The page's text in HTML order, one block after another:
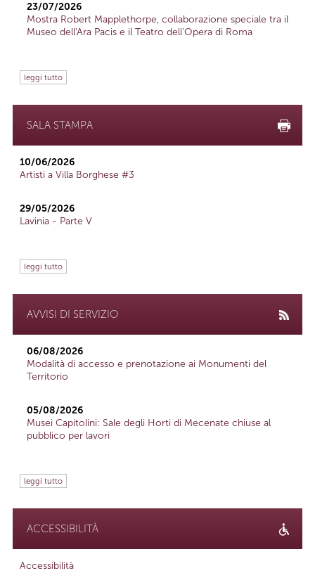
23/07/2026
Mostra Robert Mapplethorpe, collaborazione speciale tra il
Museo dell'Ara Pacis e il Teatro dell'Opera di Roma
leggi tutto
SALA STAMPA
10/06/2026
Artisti a Villa Borghese #3
29/05/2026
Lavinia - Parte V
leggi tutto
AVVISI DI SERVIZIO
06/08/2026
Modalità di accesso e prenotazione ai Monumenti del
Territorio
05/08/2026
Musei Capitolini: Sale degli Horti di Mecenate chiuse al
pubblico per lavori
leggi tutto
ACCESSIBILITÀ
Accessibilità